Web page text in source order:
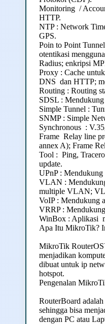
Monitoring /
HTTP.
NTP : Network
GPS.
Poin to Point
otentikasi
Radius; enkripsi
Proxy : Cache
DNS dan HTTP;
Routing : Routing
SDSL :
Simple Tunnel :
SNMP : Simple
Synchronous :
Frame Relay line
annex A); Frame
Tool : Ping,
update.
UPnP : Mendukung
VLAN :
multiple VLAN;
VoIP : Mendukung
VRRP :
WinBox : Aplikasi
Apa Itu MikroTik?
MikroTik
menjadikan
dibuat untuk ip
hotspot.
Pengenalan
RouterBoard
sehingga bisa
dengan PC atau